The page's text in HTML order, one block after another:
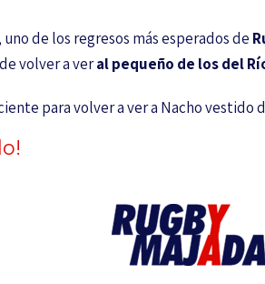
de los regresos más esperados de
volver a veral pequeño de los del
para volver a ver a Nacho vestido